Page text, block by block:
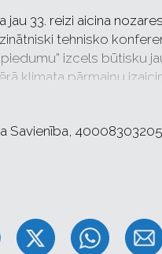
jau 33. reizi aicina
tehnisko
izcels būtisku
klimata pārmaiņu
būs iespēja
Savienība, 40008303205